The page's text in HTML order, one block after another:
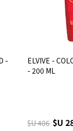
-
ELVIVE -
- 200 ML
$U 406 $U